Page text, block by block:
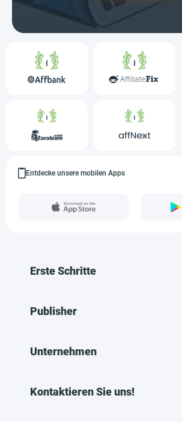
Entdecke unsere mobilen Apps
Erste Schritte
Publisher
Unternehmen
Kontaktieren Sie uns!